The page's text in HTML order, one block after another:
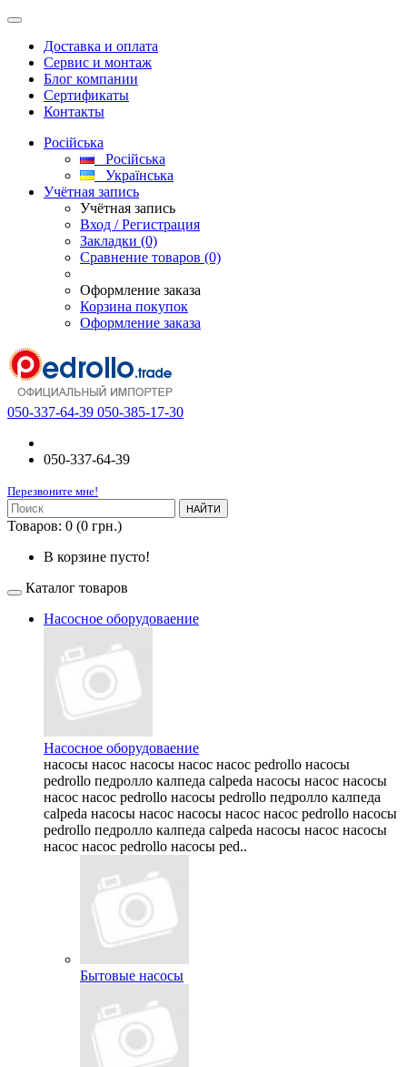
Доставка и оплата
Сервис и монтаж
Блог компании
Сертификаты
Контакты
Російська
Російська
Українська
Учётная запись
Учётная запись
Вход / Регистрация
Закладки (0)
Сравнение товаров (0)
Оформление заказа
Корзина покупок
Оформление заказа
050-337-64-39 050-385-17-30
050-337-64-39
Перезвоните мне!
НАЙТИ
Товаров: 0 (0 грн.)
В корзине пусто!
Каталог товаров
Насосное оборудоваение
Насосное оборудоваение
насосы насос насосы насос насос pedrollo насосы
pedrollo педролло калпеда calpeda насосы насос насосы
насос насос pedrollo насосы pedrollo педролло калпеда
calpeda насосы насос насосы насос насос pedrollo насосы
pedrollo педролло калпеда calpeda насосы насос насосы
насос насос pedrollo насосы ped..
Бытовые насосы